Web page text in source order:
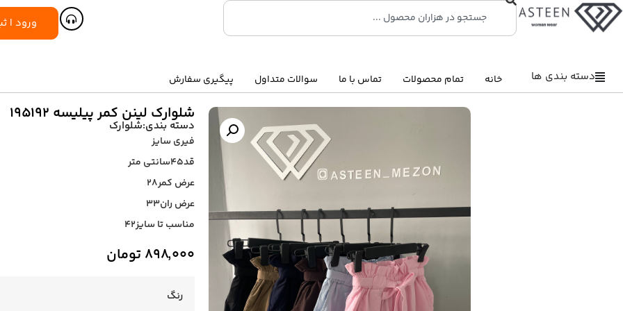
ورود |
دسته بندی ها خانه تمام محصولات تماس با ما سوالات متداول پیگیری سفارش
شلوارک لینن کمر پیلیسه ۱۹۵۱۹۲
دسته بندی:شلوارک
فیری سایز
قد۴۵سانتی متر
عرض کمر۲۸
عرض ران۳۳
مناسب تا سایز۴۲
۸۹۸,۰۰۰ تومان
رنگ